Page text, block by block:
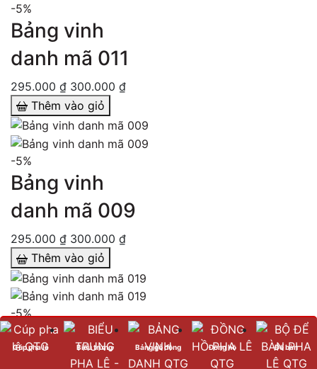
-5%
Bảng vinh
danh mã 011
295.000 ₫ 300.000 ₫
Thêm vào giỏ
-5%
Bảng vinh
danh mã 009
295.000 ₫ 300.000 ₫
Thêm vào giỏ
-5%
Bảng vinh
danh mã 019
Cúp pha lê Biểu trưng Bảng gỗ đồng Đồng hồ Để bàn